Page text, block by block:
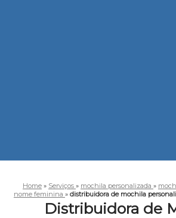
Home » Serviços » mochila personalizada »
nome feminina » distribuidora de mochila
Distribuidora de